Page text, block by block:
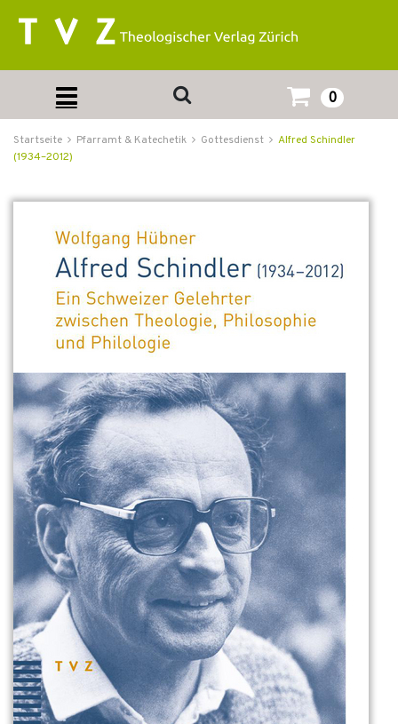
0
Startseite Pfarramt & Katechetik Gottesdienst
Alfred Schindler
(1934–2012)